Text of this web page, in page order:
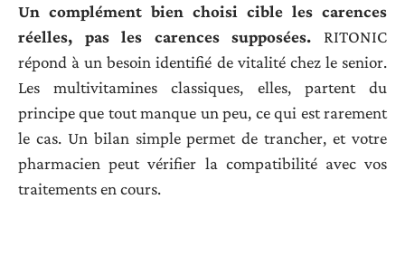
Un complément bien choisi cible les carences
réelles, pas les carences supposées. RITONIC
répond à un besoin identifié de vitalité chez le senior.
Les multivitamines classiques, elles, partent du
principe que tout manque un peu, ce qui est rarement
le cas. Un bilan simple permet de trancher, et votre
pharmacien peut vérifier la compatibilité avec vos
traitements en cours.